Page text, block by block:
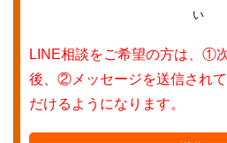
い
LINE相談をご希望の方は、①
後、②メッセージを送信され
だけるようになります。